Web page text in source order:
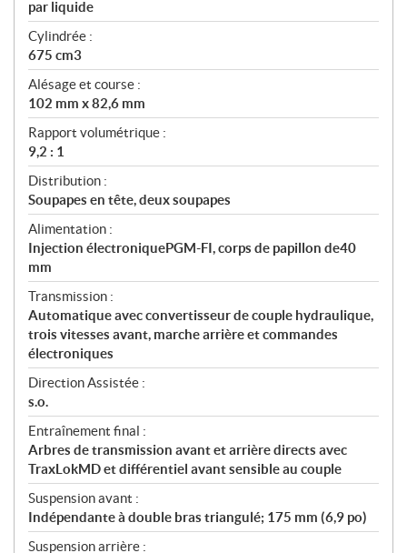
n
s
par liquide
Cylindrée :
675 cm3
Alésage et course :
102 mm x 82,6 mm
Rapport volumétrique :
9,2 : 1
Distribution :
Soupapes en tête, deux soupapes
Alimentation :
Injection électroniquePGM-FI, corps de papillon de40
mm
Transmission :
Automatique avec convertisseur de couple hydraulique,
trois vitesses avant, marche arrière et commandes
électroniques
Direction Assistée :
s.o.
Entraînement final :
Arbres de transmission avant et arrière directs avec
TraxLokMD et différentiel avant sensible au couple
Suspension avant :
Indépendante à double bras triangulé; 175 mm (6,9 po)
Suspension arrière :